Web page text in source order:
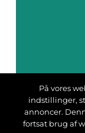
På vores
indstillinger,
annoncer.
fortsat brug af